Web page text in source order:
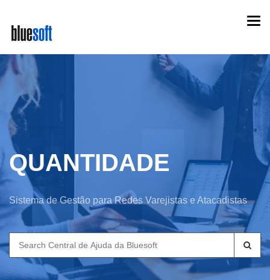
main
content
QUANTIDADE
Sistema de Gestão para Redes Varejistas e Atacadistas
Search
for: